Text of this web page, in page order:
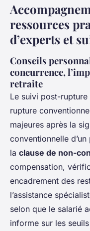
ressources
d’experts et
Conseils
concurrence,
retraite
Le suivi post-
rupture
majeures après la
conventionnelle
la clause de non-
compensation,
encadrement des
l’assistance
selon que le salarié
informe sur les